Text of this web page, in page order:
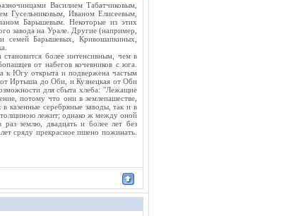
Василием Табатчиковым,
Гусельниковым, Иваном Елисеевым,
Барышевым. Некоторые из этих
завода на Урале. Другие (например,
семей Барышевых, Кривошапкиных,
более интенсивным, чем в
от набегов кочевников с юга.
к Югу открыта и подвержена частым
Иртыша до Оби, и Кузнецкая от Оби
для сбыта хлеба: "Лежащие
потому что они в землепашестве,
казенные серебряные заводы, так и в
толщиною лежит; однако ж между оной
землю, двадцать и более лет без
сряду прекрасное пшено пожинать.